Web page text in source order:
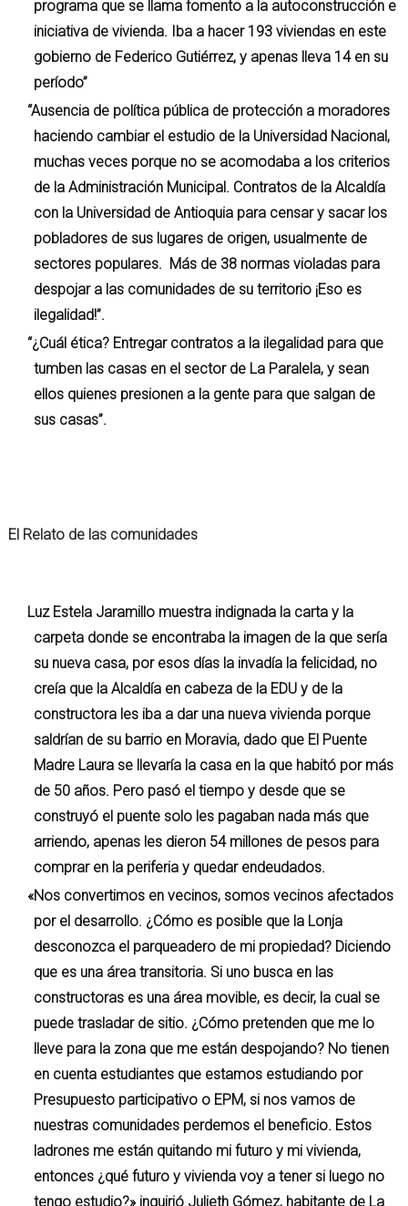
programa que se llama fomento a la autoconstrucción e
iniciativa de vivienda. Iba a hacer 193 viviendas en este
gobierno de Federico Gutiérrez, y apenas lleva 14 en su
período”
“Ausencia de política pública de protección a moradores
haciendo cambiar el estudio de la Universidad Nacional,
muchas veces porque no se acomodaba a los criterios
de la Administración Municipal. Contratos de la Alcaldía
con la Universidad de Antioquia para censar y sacar los
pobladores de sus lugares de origen, usualmente de
sectores populares. Más de 38 normas violadas para
despojar a las comunidades de su territorio ¡Eso es
ilegalidad!”.
“¿Cuál ética? Entregar contratos a la ilegalidad para que
tumben las casas en el sector de La Paralela, y sean
ellos quienes presionen a la gente para que salgan de
sus casas”.
El Relato de las comunidades
Luz Estela Jaramillo muestra indignada la carta y la
carpeta donde se encontraba la imagen de la que sería
su nueva casa, por esos días la invadía la felicidad, no
creía que la Alcaldía en cabeza de la EDU y de la
constructora les iba a dar una nueva vivienda porque
saldrían de su barrio en Moravia, dado que El Puente
Madre Laura se llevaría la casa en la que habitó por más
de 50 años. Pero pasó el tiempo y desde que se
construyó el puente solo les pagaban nada más que
arriendo, apenas les dieron 54 millones de pesos para
comprar en la periferia y quedar endeudados.
«Nos convertimos en vecinos, somos vecinos afectados
por el desarrollo. ¿Cómo es posible que la Lonja
desconozca el parqueadero de mi propiedad? Diciendo
que es una área transitoria. Si uno busca en las
constructoras es una área movible, es decir, la cual se
puede trasladar de sitio. ¿Cómo pretenden que me lo
lleve para la zona que me están despojando? No tienen
en cuenta estudiantes que estamos estudiando por
Presupuesto participativo o EPM, si nos vamos de
nuestras comunidades perdemos el beneficio. Estos
ladrones me están quitando mi futuro y mi vivienda,
entonces ¿qué futuro y vivienda voy a tener si luego no
tengo estudio?» inquirió Julieth Gómez, habitante de La